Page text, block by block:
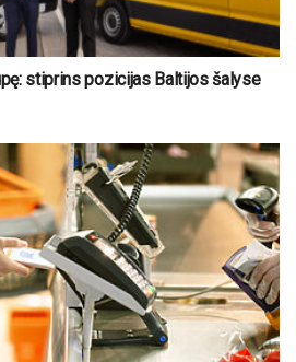
stiprins pozicijas Baltijos šalyse